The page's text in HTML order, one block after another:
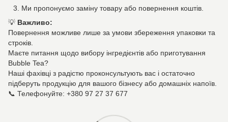
Ми пропонуємо заміну товару або повернення коштів.
💡 Важливо:
Повернення можливе лише за умови збереження упаковки та
строків.
Маєте питання щодо вибору інгредієнтів або приготування
Bubble Tea?
Наші фахівці з радістю проконсультують вас і остаточно
підберуть продукцію для вашого бізнесу або домашніх напоїв.
📞 Телефонуйте: +380 97 27 37 677